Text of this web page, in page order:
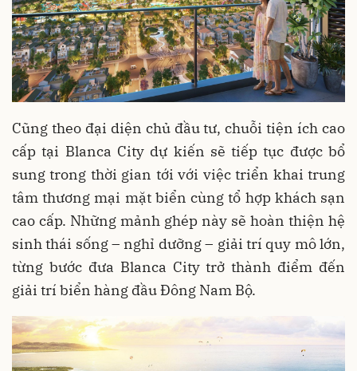
Cũng theo đại diện chủ đầu tư, chuỗi tiện ích cao
cấp tại Blanca City dự kiến sẽ tiếp tục được bổ
sung trong thời gian tới với việc triển khai trung
tâm thương mại mặt biển cùng tổ hợp khách sạn
cao cấp. Những mảnh ghép này sẽ hoàn thiện hệ
sinh thái sống – nghỉ dưỡng – giải trí quy mô lớn,
từng bước đưa Blanca City trở thành điểm đến
giải trí biển hàng đầu Đông Nam Bộ.